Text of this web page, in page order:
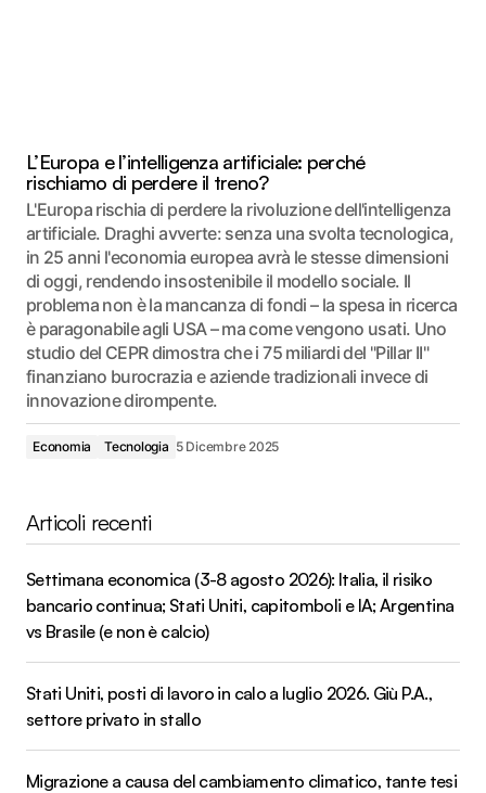
L’Europa e l’intelligenza artificiale: perché
rischiamo di perdere il treno?
L'Europa rischia di perdere la rivoluzione dell'intelligenza
artificiale. Draghi avverte: senza una svolta tecnologica,
in 25 anni l'economia europea avrà le stesse dimensioni
di oggi, rendendo insostenibile il modello sociale. Il
problema non è la mancanza di fondi – la spesa in ricerca
è paragonabile agli USA – ma come vengono usati. Uno
studio del CEPR dimostra che i 75 miliardi del "Pillar II"
finanziano burocrazia e aziende tradizionali invece di
innovazione dirompente.
Economia Tecnologia 5 Dicembre 2025
Articoli recenti
Settimana economica (3-8 agosto 2026): Italia, il risiko
bancario continua; Stati Uniti, capitomboli e IA; Argentina
vs Brasile (e non è calcio)
Stati Uniti, posti di lavoro in calo a luglio 2026. Giù P.A.,
settore privato in stallo
Migrazione a causa del cambiamento climatico, tante tesi